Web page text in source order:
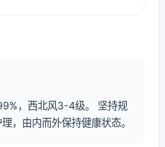
，西北风3-4级。 坚持规
，由内而外保持健康状态。